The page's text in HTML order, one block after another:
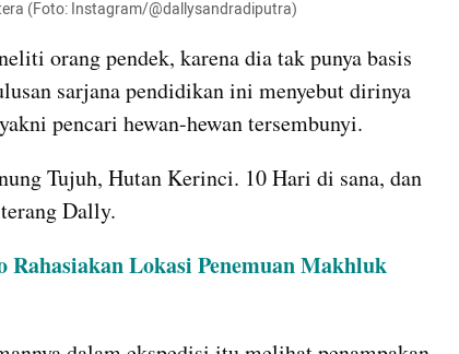
(Foto: Instagram/@dallysandradiputra)
orang pendek, karena dia tak punya basis
sarjana pendidikan ini menyebut dirinya
pencari hewan-hewan tersembunyi.
Tujuh, Hutan Kerinci. 10 Hari di sana, dan
Dally.
Rahasiakan Lokasi Penemuan Makhluk